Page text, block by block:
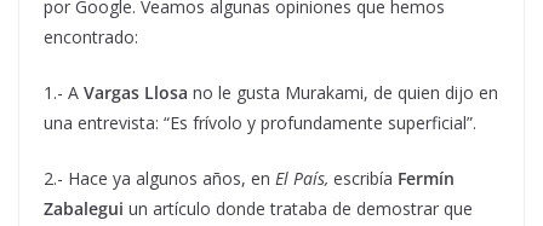
por Google. Veamos algunas opiniones que hemos
encontrado:
1.- A Vargas Llosa no le gusta Murakami, de quien dijo en
una entrevista: “Es frívolo y profundamente superficial”.
2.- Hace ya algunos años, en El País, escribía Fermín
Zabalegui un artículo donde trataba de demostrar que